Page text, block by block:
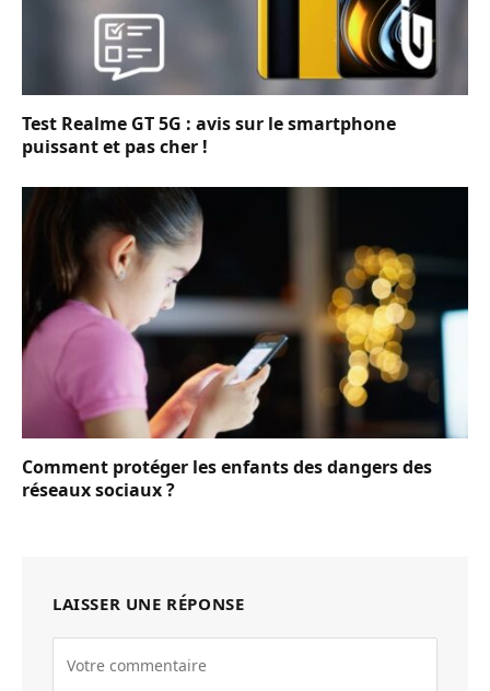
Test Realme GT 5G : avis sur le smartphone
puissant et pas cher !
Comment protéger les enfants des dangers des
réseaux sociaux ?
LAISSER UNE RÉPONSE